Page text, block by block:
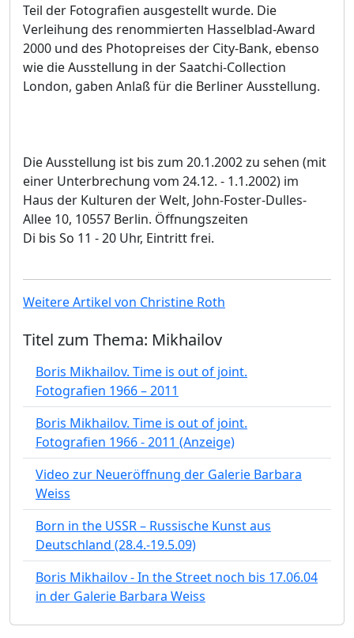
Teil der Fotografien ausgestellt wurde. Die
Verleihung des renommierten Hasselblad-Award
2000 und des Photopreises der City-Bank, ebenso
wie die Ausstellung in der Saatchi-Collection
London, gaben Anlaß für die Berliner Ausstellung.
Die Ausstellung ist bis zum 20.1.2002 zu sehen (mit
einer Unterbrechung vom 24.12. - 1.1.2002) im
Haus der Kulturen der Welt, John-Foster-Dulles-
Allee 10, 10557 Berlin. Öffnungszeiten
Di bis So 11 - 20 Uhr, Eintritt frei.
Weitere Artikel von Christine Roth
Titel zum Thema: Mikhailov
Boris Mikhailov. Time is out of joint.
Fotografien 1966 – 2011
Boris Mikhailov. Time is out of joint.
Fotografien 1966 - 2011 (Anzeige)
Video zur Neueröffnung der Galerie Barbara
Weiss
Born in the USSR – Russische Kunst aus
Deutschland (28.4.-19.5.09)
Boris Mikhailov - In the Street noch bis 17.06.04
in der Galerie Barbara Weiss